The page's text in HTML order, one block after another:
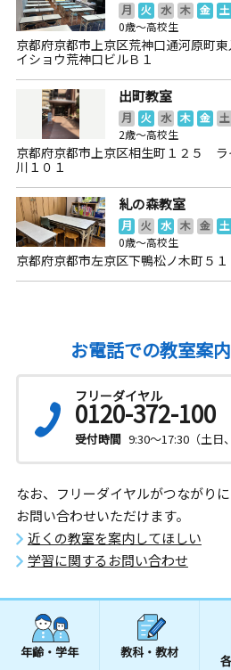
月 火 水 木 金 土
0歳～高校生
京都府京都市上京区荒神口通河原町
イショウ荒神口ビルＢ１
出町教室
月 火 水 木 金 土
2歳～高校生
京都府京都市上京区相生町１２５ ラ
川１０１
糺の森教室
月 火 水 木 金 土
0歳～高校生
京都府京都市左京区下鴨松ノ木町５
お電話での教室案内
フリーダイヤル
0120-372-100
受付時間 9:30～17:30（土日
なお、フリーダイヤルがつながり
お問い合わせいただけます。
近くの教室を案内してほしい
学習に関するお問い合わせ
年齢・学年 教科・教材